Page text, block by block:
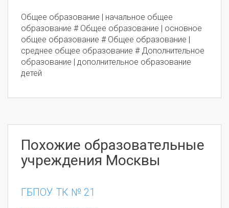
Общее образование | начальное общее
образование # Общее образование | основное
общее образование # Общее образование |
среднее общее образование # Дополнительное
образование | дополнительное образование
детей
Похожие образовательные
учреждения Москвы
ГБПОУ ТК № 21